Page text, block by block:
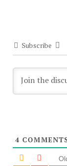
Subscribe
4